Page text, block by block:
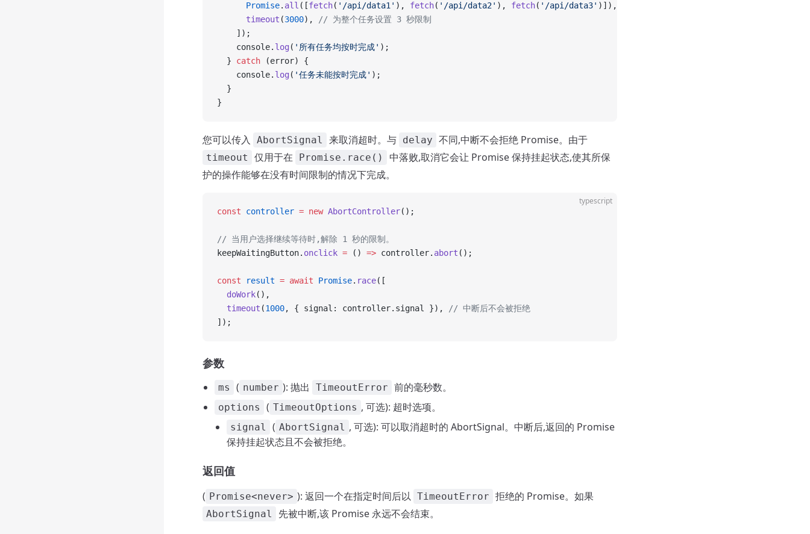
      Promise
. all ([fetch( '/api/data1' ), fetch( '/api/data2' ), fetch( '/api/data3' )]),
      timeout
(3000),
// 为整个任务设置 3 秒限制
    ]);
    console.
log ( '所有任务均按时完成' );
  }
catch (error) {
    console.
log ( '任务未能按时完成' );
  }
}
您可以传入 AbortSignal 来取消超时。与 delay 不同,中断不会拒绝 Promise。由于
timeout 仅用于在 Promise.race()
中落败,取消它会让 Promise 保持挂起状态,使其所保
护的操作能够在没有时间限制的情况下完成。
typescript
const controller = new AbortController();
// 当用户选择继续等待时,解除 1 秒的限制。
keepWaitingButton. onclick = () => controller. abort ();
const result = await Promise. race([
  doWork
(),
  timeout
(1000, { signal: controller.signal }),
// 中断后不会被拒绝
]);
参数
ms ( number ): 抛出 TimeoutError 前的毫秒数。
options ( TimeoutOptions , 可选): 超时选项。
signal ( AbortSignal , 可选): 可以取消超时的 AbortSignal。中断后,返回的 Promise
保持挂起状态且不会被拒绝。
返回值
( Promise<never> ): 返回一个在指定时间后以 TimeoutError 拒绝的 Promise。如果
AbortSignal 先被中断,该 Promise 永远不会结束。